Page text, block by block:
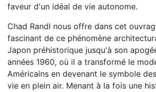
faveur d'un idéal de vie autonome.
Chad Randl nous offre dans cet
fascinant de ce phénomène
Japon préhistorique jusqu'à son
années 1960, où il a transformé le
Américains en devenant le symbole
vie en plein air. Menant à la fois une